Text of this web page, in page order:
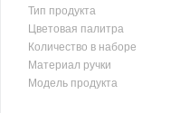
Тип продукта
Цветовая палитра
Количество в наборе
Материал ручки
Модель продукта